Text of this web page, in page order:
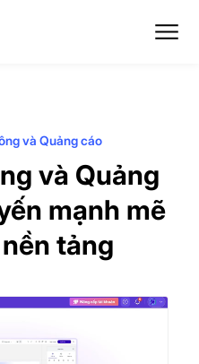
và Quảng
mạnh mẽ
tảng
và Quảng cáo